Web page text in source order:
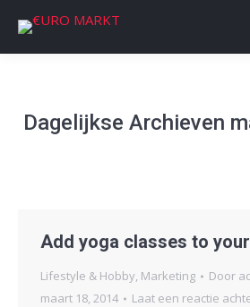
Dagelijkse Archieven
Add yoga classes to
Lifestyle & Hobby, Marketing Door
maart 18, 2014
Laat een reactie